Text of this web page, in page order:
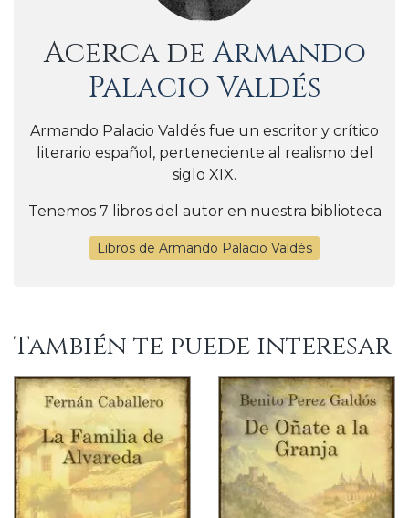
Acerca deArmando
Palacio Valdés
Armando Palacio Valdés fue un escritor y crítico
literario español, perteneciente al realismo del
siglo XIX.
Tenemos 7 libros del autor en nuestra biblioteca
Libros de Armando Palacio Valdés
También te puede interesar